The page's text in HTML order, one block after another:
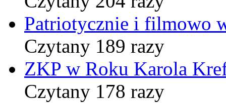
Patriotycznie i filmowo
Czytany 189 razy
ZKP w Roku Karola
Czytany 178 razy